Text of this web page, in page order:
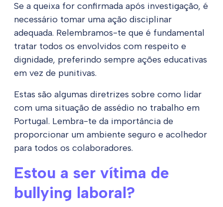
Se a queixa for confirmada após investigação, é
necessário tomar uma ação disciplinar
adequada. Relembramos-te que é fundamental
tratar todos os envolvidos com respeito e
dignidade, preferindo sempre ações educativas
em vez de punitivas.
Estas são algumas diretrizes sobre como lidar
com uma situação de assédio no trabalho em
Portugal. Lembra-te da importância de
proporcionar um ambiente seguro e acolhedor
para todos os colaboradores.
Estou a ser vítima de
bullying laboral?